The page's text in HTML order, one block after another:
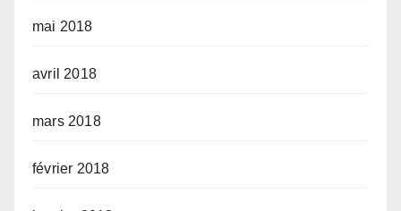
mai 2018
avril 2018
mars 2018
février 2018